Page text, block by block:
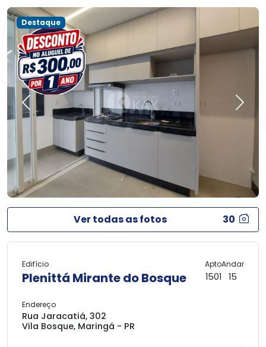
Previous Next
Destaque
Ver todas as fotos 30
Edifício
Plenittá Mirante do Bosque
Apto
1501
Andar
15
Endereço
Rua Jaracatiá, 302
Vila Bosque, Maringá - PR